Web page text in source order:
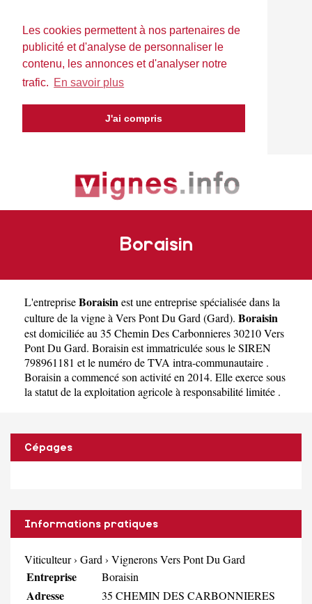
Les cookies permettent à nos partenaires de
publicité et d'analyse de personnaliser le
contenu, les annonces et d'analyser notre
trafic. En savoir plus
J'ai compris
Boraisin
L'entrepriseBoraisinest uneentreprise spécialisée dans la
culture de la vigne à Vers Pont Du Gard (Gard). Boraisin
est domiciliée au 35 Chemin Des Carbonnieres 30210 Vers
Pont Du Gard. Boraisin est immatriculée sous le SIREN
798961181 et le numéro de TVA intra-communautaire .
Boraisin a commencé son activité en 2014. Elle exerce sous
la statut de la exploitation agricole à responsabilité limitée .
Cépages
Informations pratiques
Viticulteur› Gard › Vignerons Vers Pont Du Gard
Entreprise Boraisin
Adresse 35 CHEMIN DES CARBONNIERES